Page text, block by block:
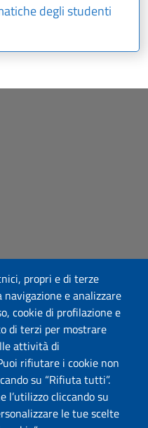
propri e di terze
e analizzare
cookie di profilazione e
di terzi per mostrare
attività di
rifiutare i cookie non
su “Rifiuta tutti”.
l’utilizzo cliccando su
le tue scelte
degli studenti